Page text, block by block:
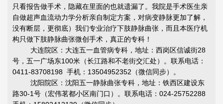
只看报告做手术，隐藏在里面的也就遗漏了。我院是手术医生亲
自做超声血流动力学分析亲自制定方案，对病变静脉更加了解，
没有断层，更彻底）我们专业治疗下肢静脉曲张，而且本医疗机
构只做下肢静脉曲张微创手术，真正的专科！
大连院区：大连五一血管病专科，地址：西岗区信诚街28
号，五一广场东100米（长江路和不老街交汇处）。联系电话：
0411-83708198 手机：13504952352（微信同步）。
沈阳院区：沈阳五一静脉曲张专科，地址：铁西区建设东
路30-1号（宏伟茗都小区南门口）。联系电话：024-25752288